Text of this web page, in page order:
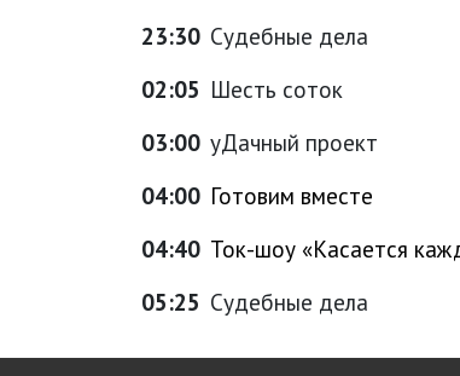
23:30 Судебные дела
02:05 Шесть соток
03:00 уДачный проект
04:00 Готовим вместе
04:40 Ток-шоу «Касается
05:25 Судебные дела